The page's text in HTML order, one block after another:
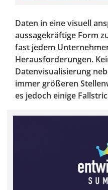
Daten in eine visuell
aussagekräftige Form
fast jedem
Herausforderungen.
Datenvisualisierung
immer größeren
es jedoch einige